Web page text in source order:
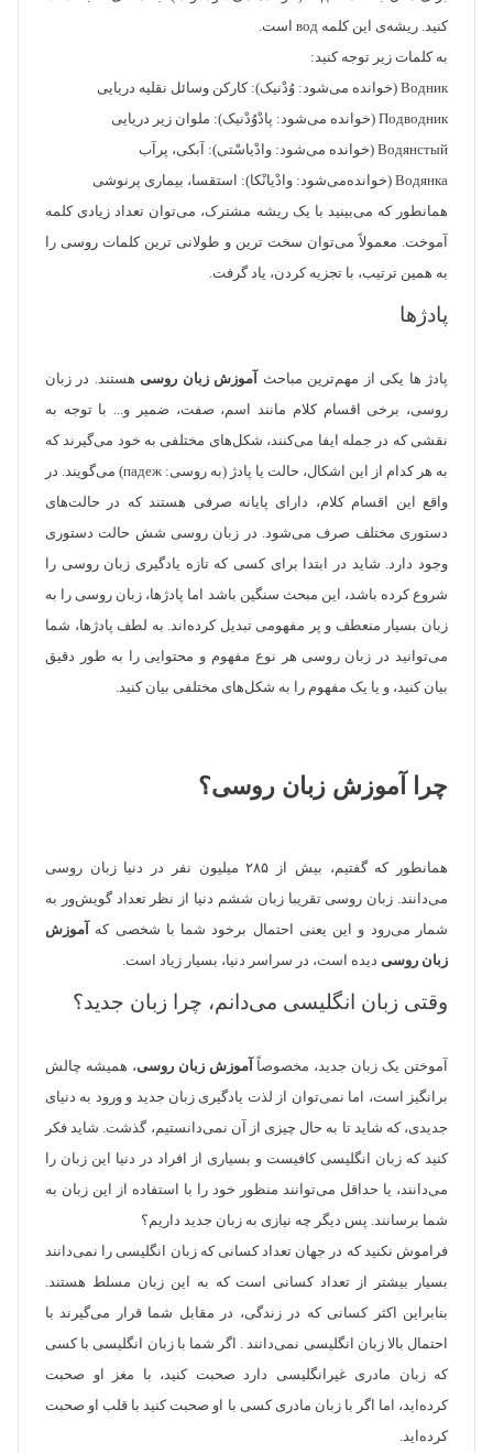
کنید. ریشه‌ی این کلمه вод است.
به کلمات زیر توجه کنید:
Водник (خوانده‌ می‌شود: وُدْنیک): کارکن وسائل نقلیه دریایی
Подводник (خوانده می‌شود: پادْوُدْنیک): ملوان زیر دریایی
Водянстый (خوانده می‌شود: وادْیاسْتی): آبکی، پرآب
Водянка (خوانده‌می‌شود: وادْیانْکا): استقسا، بیماری پرنوشی
همانطور که می‌بینید با یک ریشه مشترک، می‌توان تعداد زیادی کلمه
آموخت. معمولاً می‌توان سخت ترین و طولانی ترین کلمات روسی را
به همین ترتیب، با تجزیه کردن، یاد گرفت.
پادژ‌ها
پادژ ها یکی از مهم‌ترین مباحث آموزش زبان روسی هستند. در زبان
روسی، برخی اقسام کلام مانند اسم، صفت، ضمیر و... با توجه به
نقشی که در جمله ایفا می‌کنند، شکل‌های مختلفی به خود می‌گیرند که
به هر کدام از این اشکال، حالت یا پادژ (به روسی: падеж) می‌گویند. در
واقع این اقسام کلام، دارای پایانه صرفی هستند که در حالت‌های
دستوری مختلف صرف می‌شود. در زبان روسی شش حالت دستوری
وجود دارد. شاید در ابتدا برای کسی که تازه یادگیری زبان روسی را
شروع کرده باشد، این مبحث سنگین باشد اما پادژ‌ها، زبان روسی را به
زبان بسیار منعطف و پر مفهومی تبدیل کرده‌اند. به لطف پادژ‌ها، شما
می‌توانید در زبان روسی هر نوع مفهوم و محتوایی را به طور دقیق
بیان کنید، و یا یک مفهوم را به شکل‌های مختلفی بیان کنید.
چرا آموزش زبان روسی؟
همانطور که گفتیم، بیش از ۲۸۵ میلیون نفر در دنیا زبان روسی
می‌دانند. زبان روسی تقریبا زبان ششم دنیا از نظر تعداد گویش‌ور به
شمار می‌رود و این یعنی احتمال برخود شما با شخصی که
آموزش
زبان روسی دیده است، در سراسر دنیا، بسیار زیاد است.
وقتی زبان انگلیسی می‌دانم، چرا زبان جدید؟
آموختن یک زبان جدید، مخصوصاً آموزش زبان روسی، همیشه چالش
برانگیز است، اما نمی‌توان از لذت یادگیری زبان جدید و ورود به دنیای
جدیدی، که شاید تا به حال چیزی از آن نمی‌دانستیم، گذشت. شاید فکر
کنید که زبان انگلیسی کافیست و بسیاری از افراد در دنیا این زبان را
می‌دانند، یا حداقل می‌توانند منظور خود را با استفاده از این زبان به
شما برسانند. پس دیگر چه نیازی به زبان جدید داریم؟
فراموش نکنید که در جهان تعداد کسانی که زبان انگلیسی را نمی‌دانند
بسیار بیشتر از تعداد کسانی است که به این زبان مسلط هستند.
بنابر‌این اکثر کسانی که در زندگی، در مقابل شما قرار می‌گیرند با
احتمال بالا زبان انگلیسی نمی‌دانند . اگر شما با زبان انگلیسی با کسی
که زبان مادری غیر‌انگلیسی دارد صحبت کنید، با مغز او صحبت
کرده‌اید، اما اگر با زبان مادری کسی با او صحبت کنید با قلب او صحبت
کرده‌اید.